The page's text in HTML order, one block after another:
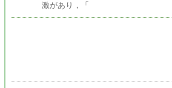
激があり，「